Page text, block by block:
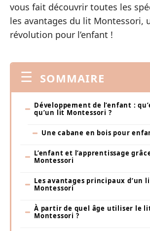
vous fait découvrir toutes les
les avantages du lit Montessori,
révolution pour l’enfant !
SOMMAIRE
Développement de l’enfant :
qu’un lit Montessori ?
Une cabane en bois pour
L’enfant et l’apprentissage
Montessori
Les avantages principaux d’un
Montessori
À partir de quel âge utiliser le
Montessori ?